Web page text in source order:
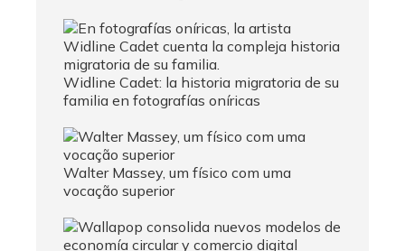
Widline Cadet: la historia migratoria de su
familia en fotografías oníricas
Walter Massey, um físico com uma
vocação superior